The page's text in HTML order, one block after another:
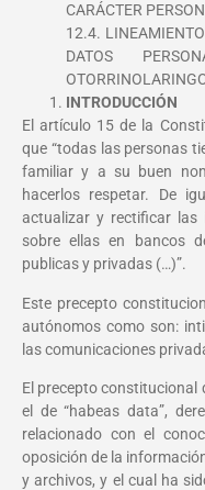
CARÁCTER
12.4.
DATOS
INTRODUCCIÓN
El artículo 15 de la
que “todas las personas
familiar y a su buen
hacerlos respetar. De
actualizar y rectificar las
sobre ellas en bancos
publicas y privadas (…)”.
Este precepto
autónomos como son:
las comunicaciones
El precepto constitucional
el de “habeas data”,
relacionado con el
oposición de la
y archivos, y el cual ha